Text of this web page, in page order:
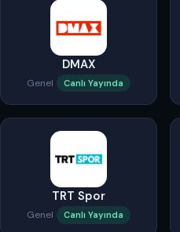
DMAX
Genel Canlı Yayında
TRT Spor
Genel Canlı Yayında